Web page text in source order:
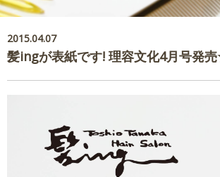
コース紹介
2015.04.07
髪ingが表紙です! 理容文化4月号発